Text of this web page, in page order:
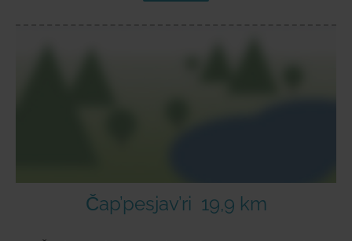
Čap’pesjav’ri 19,9 km